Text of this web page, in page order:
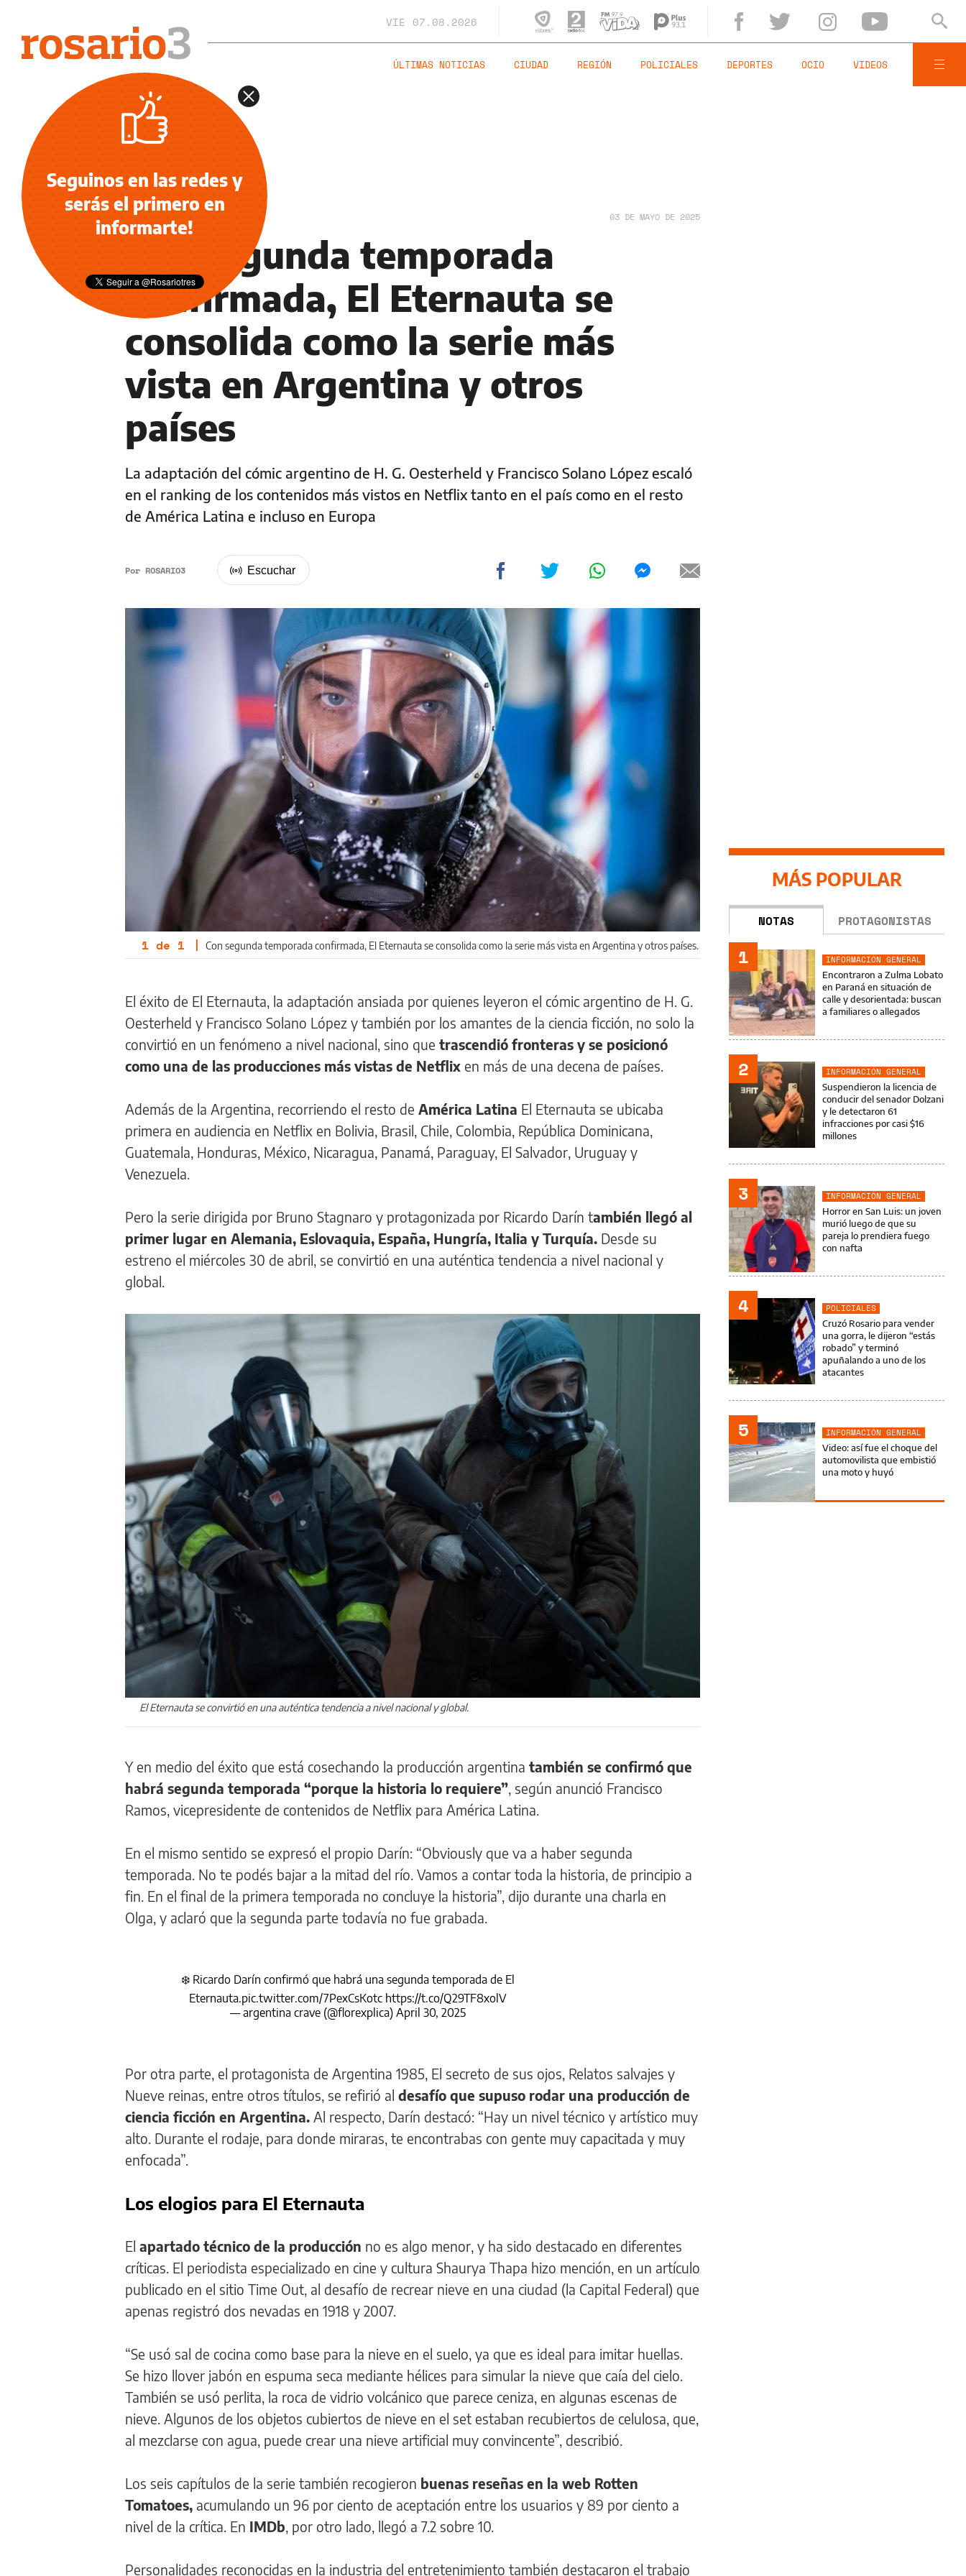
VIE 07.08.2026
ÚLTIMAS NOTICIAS CIUDAD REGIÓN POLICIALES DEPORTES OCIO VIDEOS
OCIO 03 DE MAYO DE 2025
Con segunda temporada
confirmada, El Eternauta se
consolida como la serie más
vista en Argentina y otros
países
La adaptación del cómic argentino de H. G. Oesterheld y Francisco Solano López escaló
en el ranking de los contenidos más vistos en Netflix tanto en el país como en el resto
de América Latina e incluso en Europa
Por ROSARIO3
1 de 1 | Con segunda temporada confirmada, El Eternauta se consolida como la serie más vista en Argentina y otros países.
El éxito de El Eternauta, la adaptación ansiada por quienes leyeron el cómic argentino de H. G.
Oesterheld y Francisco Solano López y también por los amantes de la ciencia ficción, no solo la
convirtió en un fenómeno a nivel nacional, sino que trascendió fronteras y se posicionó
como una de las producciones más vistas de Netflix en más de una decena de países.
Además de la Argentina, recorriendo el resto de América Latina El Eternauta se ubicaba
primera en audiencia en Netflix en Bolivia, Brasil, Chile, Colombia, República Dominicana,
Guatemala, Honduras, México, Nicaragua, Panamá, Paraguay, El Salvador, Uruguay y
Venezuela.
Pero la serie dirigida por Bruno Stagnaro y protagonizada por Ricardo Darín también llegó al
primer lugar en Alemania, Eslovaquia, España, Hungría, Italia y Turquía. Desde su
estreno el miércoles 30 de abril, se convirtió en una auténtica tendencia a nivel nacional y
global.
El Eternauta se convirtió en una auténtica tendencia a nivel nacional y global.
Y en medio del éxito que está cosechando la producción argentina también se confirmó que
habrá segunda temporada “porque la historia lo requiere”, según anunció Francisco
Ramos, vicepresidente de contenidos de Netflix para América Latina.
En el mismo sentido se expresó el propio Darín: “Obviously que va a haber segunda
temporada. No te podés bajar a la mitad del río. Vamos a contar toda la historia, de principio a
fin. En el final de la primera temporada no concluye la historia”, dijo durante una charla en
Olga, y aclaró que la segunda parte todavía no fue grabada.
❄️ Ricardo Darín confirmó que habrá una segunda temporada de El
Eternauta.pic.twitter.com/7PexCsKotc https://t.co/Q29TF8xolV
— argentina crave (@florexplica) April 30, 2025
Por otra parte, el protagonista de Argentina 1985, El secreto de sus ojos, Relatos salvajes y
Nueve reinas, entre otros títulos, se refirió al desafío que supuso rodar una producción de
ciencia ficción en Argentina. Al respecto, Darín destacó: “Hay un nivel técnico y artístico muy
alto. Durante el rodaje, para donde miraras, te encontrabas con gente muy capacitada y muy
enfocada”.
Los elogios para El Eternauta
El apartado técnico de la producción no es algo menor, y ha sido destacado en diferentes
críticas. El periodista especializado en cine y cultura Shaurya Thapa hizo mención, en un artículo
publicado en el sitio Time Out, al desafío de recrear nieve en una ciudad (la Capital Federal) que
apenas registró dos nevadas en 1918 y 2007.
“Se usó sal de cocina como base para la nieve en el suelo, ya que es ideal para imitar huellas.
Se hizo llover jabón en espuma seca mediante hélices para simular la nieve que caía del cielo.
También se usó perlita, la roca de vidrio volcánico que parece ceniza, en algunas escenas de
nieve. Algunos de los objetos cubiertos de nieve en el set estaban recubiertos de celulosa, que,
al mezclarse con agua, puede crear una nieve artificial muy convincente”, describió.
Los seis capítulos de la serie también recogieron buenas reseñas en la web Rotten
Tomatoes, acumulando un 96 por ciento de aceptación entre los usuarios y 89 por ciento a
nivel de la crítica. En IMDb, por otro lado, llegó a 7.2 sobre 10.
Personalidades reconocidas en la industria del entretenimiento también destacaron el trabajo
MÁS POPULAR
NOTAS PROTAGONISTAS
1
INFORMACIÓN GENERAL
Encontraron a Zulma Lobato
en Paraná en situación de
calle y desorientada: buscan
a familiares o allegados
2
INFORMACIÓN GENERAL
Suspendieron la licencia de
conducir del senador Dolzani
y le detectaron 61
infracciones por casi $16
millones
3
INFORMACIÓN GENERAL
Horror en San Luis: un joven
murió luego de que su
pareja lo prendiera fuego
con nafta
4
POLICIALES
Cruzó Rosario para vender
una gorra, le dijeron “estás
robado” y terminó
apuñalando a uno de los
atacantes
5
INFORMACIÓN GENERAL
Video: así fue el choque del
automovilista que embistió
una moto y huyó
Seguinos en las redes y
serás el primero en
informarte!